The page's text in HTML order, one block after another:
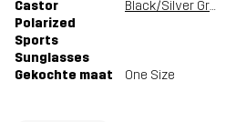
Castor
Polarized
Sports
Sunglasses
Black/Silver Grey
Gekochte maat One Size